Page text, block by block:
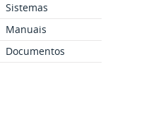
Sistemas
Manuais
Documentos